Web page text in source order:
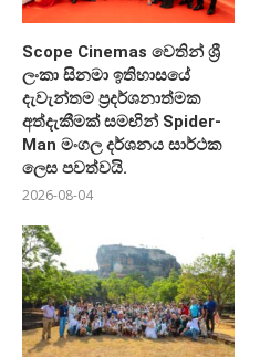
Scope Cinemas වෙතින් ශ්‍රී
ලංකා සිනමා ඉතිහාසයේ
දැවැන්තම ප්‍රදර්ශනාත්මක
අත්දැකීමක් සමඟින් Spider-
Man මංගල දර්ශනය සාර්ථක
ලෙස පවත්වයි.
2026-08-04